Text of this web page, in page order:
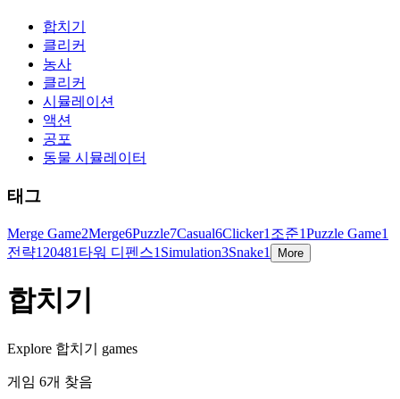
합치기
클리커
농사
클리커
시뮬레이션
액션
공포
동물 시뮬레이터
태그
Merge Game2Merge6Puzzle7Casual6Clicker1 조준1Puzzle Game1
전략1 20481 타워 디펜스1 Simulation3Snake1 More
합치기
Explore 합치기 games
게임 6개 찾음